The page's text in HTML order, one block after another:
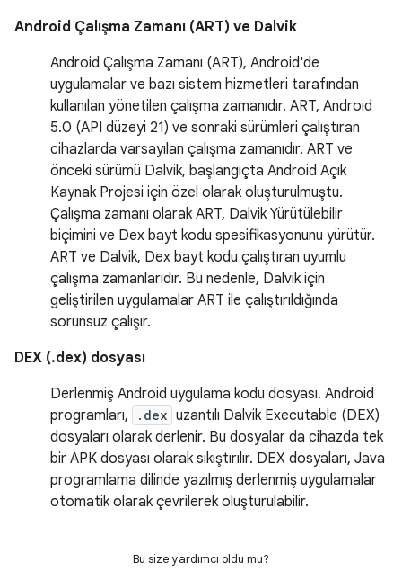
Android Çalışma Zamanı (ART) ve Dalvik
Android Çalışma Zamanı (ART), Android'de
uygulamalar ve bazı sistem hizmetleri tarafından
kullanılan yönetilen çalışma zamanıdır. ART, Android
5.0 (API düzeyi 21) ve sonraki sürümleri çalıştıran
cihazlarda varsayılan çalışma zamanıdır. ART ve
önceki sürümü Dalvik, başlangıçta Android Açık
Kaynak Projesi için özel olarak oluşturulmuştu.
Çalışma zamanı olarak ART, Dalvik Yürütülebilir
biçimini ve Dex bayt kodu spesifikasyonunu yürütür.
ART ve Dalvik, Dex bayt kodu çalıştıran uyumlu
çalışma zamanlarıdır. Bu nedenle, Dalvik için
geliştirilen uygulamalar ART ile çalıştırıldığında
sorunsuz çalışır.
DEX (.dex) dosyası
Derlenmiş Android uygulama kodu dosyası. Android
programları,
.dex uzantılı Dalvik Executable (DEX)
dosyaları olarak derlenir. Bu dosyalar da cihazda tek
bir APK dosyası olarak sıkıştırılır. DEX dosyaları, Java
programlama dilinde yazılmış derlenmiş uygulamalar
otomatik olarak çevrilerek oluşturulabilir.
Bu size yardımcı oldu mu?